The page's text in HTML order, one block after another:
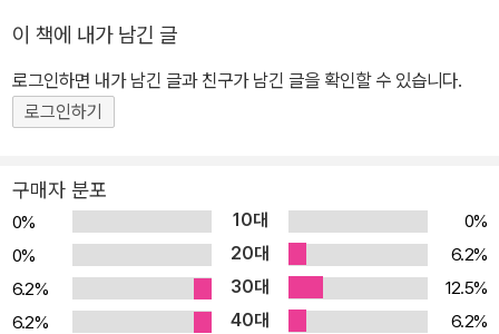
적인 사상을 열 가지 키워드로 해설한다. 전반부에서는 주로 라 메트
리의 삶과 사유를 지성사적·역사적 맥락과 함께 소개한다. 종교계와
의료계에 대한 라 메트리의 통렬한 비판, 그 결과 마주한 혹독한 시련,
계몽군주 프리드리히 대왕의 비호 등을 생생하게 따라갈 수 있다. 후
를 해설, 평가한다. 라 메트리가 당대 과학·철학과 주고받은 영향, 인
간다움과 도덕에 관한 라 메트리의 생각을 상세히 살필 수 있다. 현대
유물론과 뇌과학에 앞서 인간의 중심성을 해체한 라 메트리에게서 사
상의 해방적 힘을 발견해 보자. 쥘리앵 오프레 드 라 메트리(Julien O
ffray de La Mettrie, 1709∼1751) 18세기 프랑스 출신의 의사이
이 책에 내가 남긴 글
로그인하면 내가 남긴 글과 친구가 남긴 글을 확인할 수 있습니다.
로그인하기
구매자 분포
0% 10대
0%
0%
20대
6.2%
6.2%
30대
12.5%
6.2%
40대
6.2%